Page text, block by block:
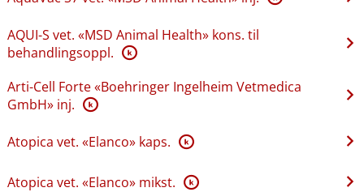
AQUI-S vet. «MSD Animal Health» kons. til
behandlingsoppl. K
Arti-Cell Forte «Boehringer Ingelheim Vetmedica
GmbH» inj. K
Atopica vet. «Elanco» kaps. K
Atopica vet. «Elanco» mikst. K